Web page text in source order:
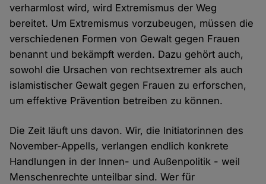
verharmlost wird, wird Extremismus der Weg
bereitet. Um Extremismus vorzubeugen, müssen die
verschiedenen Formen von Gewalt gegen Frauen
benannt und bekämpft werden. Dazu gehört auch,
sowohl die Ursachen von rechtsextremer als auch
islamistischer Gewalt gegen Frauen zu erforschen,
um effektive Prävention betreiben zu können.
Die Zeit läuft uns davon. Wir, die Initiatorinnen des
November-Appells, verlangen endlich konkrete
Handlungen in der Innen- und Außenpolitik - weil
Menschenrechte unteilbar sind. Wer für